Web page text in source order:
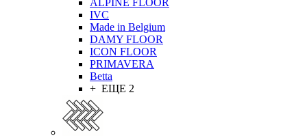
ALPINE FLOOR
IVC
Made in Belgium
DAMY FLOOR
ICON FLOOR
PRIMAVERA
Betta
+ ЕЩЕ 2